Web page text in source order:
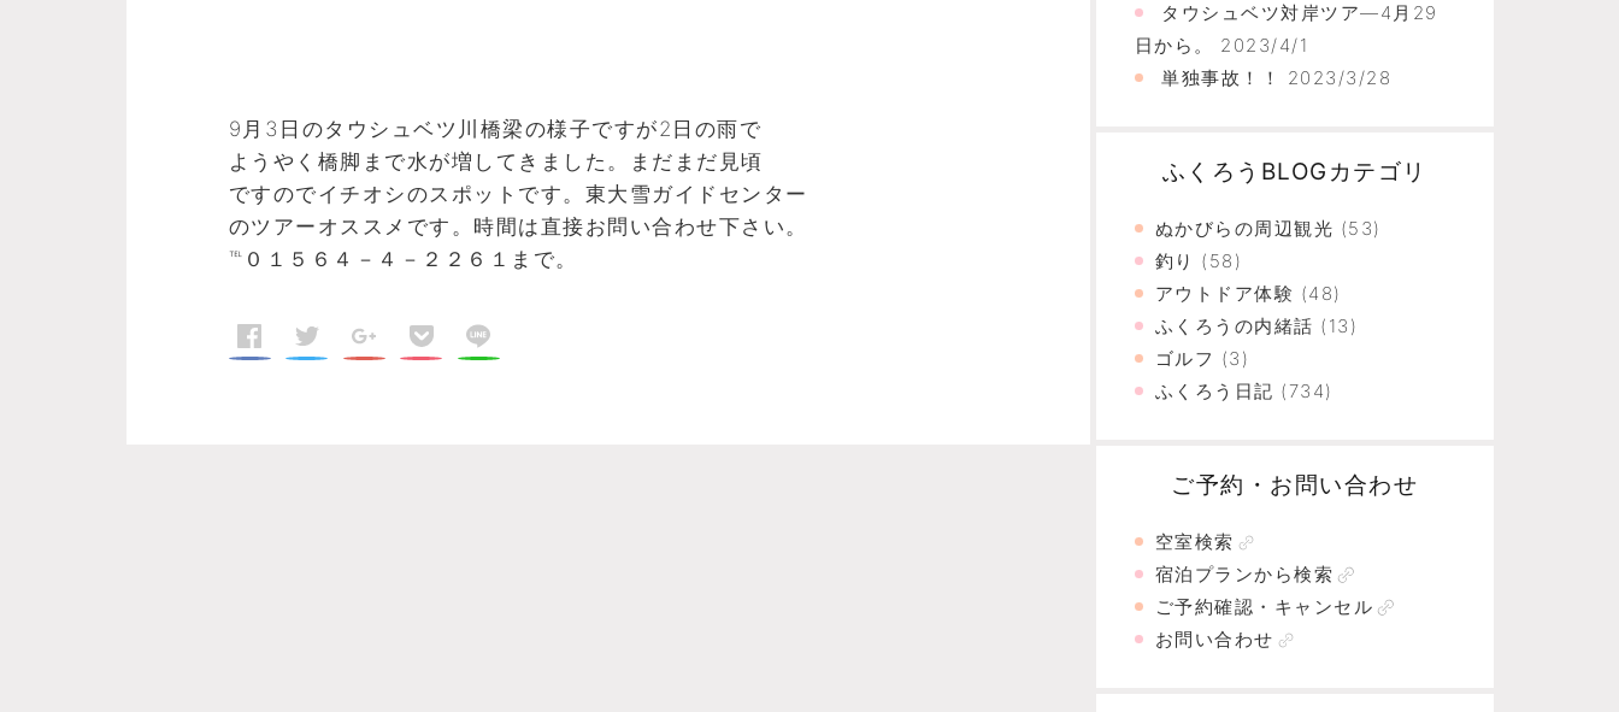
9月3日のタウシュベツ川橋梁の様子ですが2日の雨で
ようやく橋脚まで水が増してきました。まだまだ見頃
ですのでイチオシのスポットです。東大雪ガイドセンター
のツアーオススメです。時間は直接お問い合わせ下さい。
℡０１５６４－４－２２６１まで。
タウシュベツ対岸ツア―4月29
日から。
2023/4/1
単独事故！！
2023/3/28
ふくろうBLOGカテゴリ
ぬかびらの周辺観光 (53)
釣り (58)
アウトドア体験 (48)
ふくろうの内緒話 (13)
ゴルフ (3)
ふくろう日記 (734)
ご予約・お問い合わせ
空室検索
宿泊プランから検索
ご予約確認・キャンセル
お問い合わせ